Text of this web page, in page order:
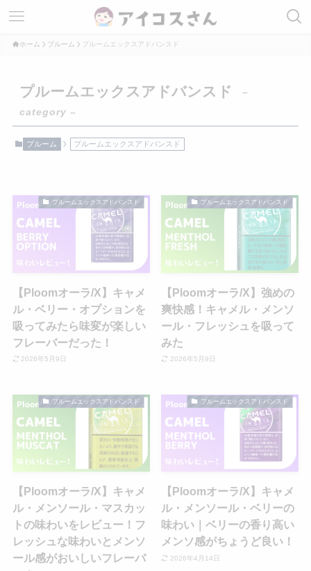
ホーム プルーム プルームエックスアドバンスド
プルームエックスアドバンスド
–
category –
プルーム プルームエックスアドバンスド
プルームエックスアドバンスド
【Ploomオーラ/X】キャメ
ル・ベリー・オプションを
吸ってみたら味変が楽しい
フレーバーだった！
2026年5月9日
プルームエックスアドバンスド
【Ploomオーラ/X】強めの
爽快感！キャメル・メンソ
ール・フレッシュを吸って
みた
2026年5月9日
プルームエックスアドバンスド
【Ploomオーラ/X】キャメ
ル・メンソール・マスカッ
トの味わいをレビュー！フ
レッシュな味わいとメンソ
ール感がおいしいフレーバ
プルームエックスアドバンスド
【Ploomオーラ/X】キャメ
ル・メンソール・ベリーの
味わい｜ベリーの香り高い
メンソ感がちょうど良い！
2026年4月14日